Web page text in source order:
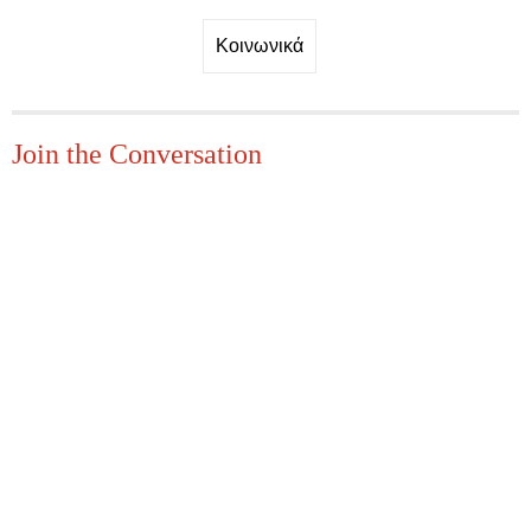
Κοινωνικά
Join the Conversation